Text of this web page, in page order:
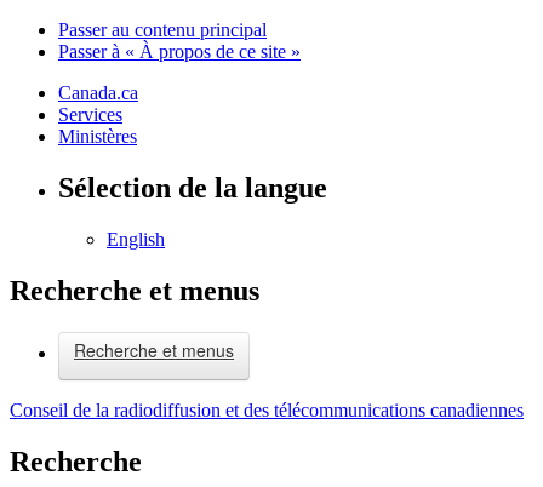
Passer au contenu principal
Passer à « À propos de ce site »
Canada.ca
Services
Ministères
Sélection de la langue
English
Recherche et menus
Recherche et menus
Conseil de la radiodiffusion et des télécommunications canadiennes
Recherche